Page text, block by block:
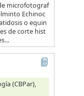
microfotograf
Echinoc
o equin
de corte hist
(CBPar),